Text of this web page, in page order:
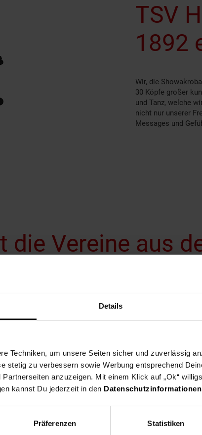
Details
Techniken, um unsere Seiten sicher und zuverlässig
stetig zu verbessern sowie Werbung entsprechend
anzuzeigen. Mit einem Klick auf „Ok“
kannst Du jederzeit in den Datenschutzinformationen
Präferenzen Statistiken
TSV
1892
Wir, die
30 Köpfe großer
und Tanz, welche
nicht nur unserer
Messages und
die Vereine aus
nehmen deutschlandweit als Spendenpartner teil und
du an der Kasse auf den nächsten 10 ct Betrag
Verein du in deiner Region unterstützen kannst findest du